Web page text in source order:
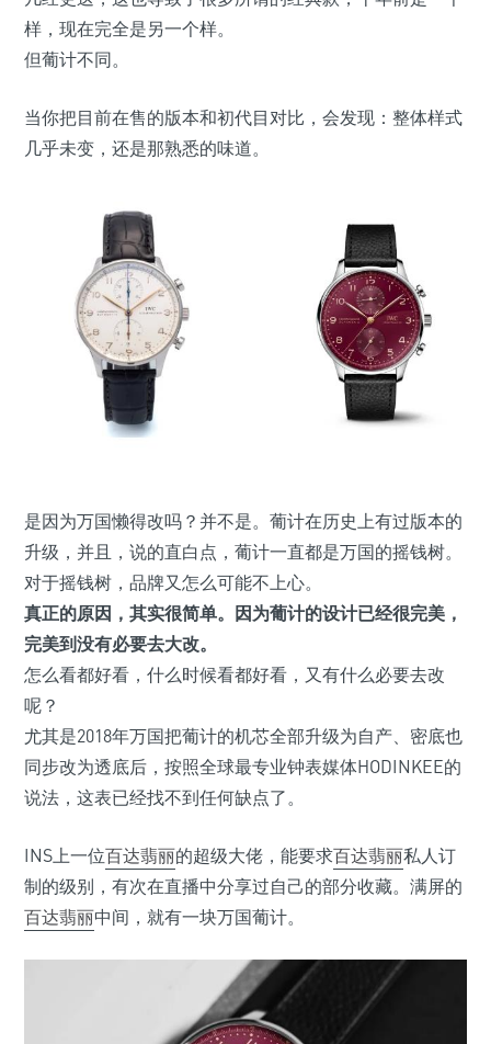
样，现在完全是另一个样。
但葡计不同。
当你把目前在售的版本和初代目对比，会发现：整体样式
几乎未变，还是那熟悉的味道。
是因为万国懒得改吗？并不是。葡计在历史上有过版本的
升级，并且，说的直白点，葡计一直都是万国的摇钱树。
对于摇钱树，品牌又怎么可能不上心。
真正的原因，其实很简单。因为葡计的设计已经很完美，
完美到没有必要去大改。
怎么看都好看，什么时候看都好看，又有什么必要去改
呢？
尤其是2018年万国把葡计的机芯全部升级为自产、密底也
同步改为透底后，按照全球最专业钟表媒体HODINKEE的
说法，这表已经找不到任何缺点了。
INS上一位百达翡丽的超级大佬，能要求百达翡丽私人订
制的级别，有次在直播中分享过自己的部分收藏。满屏的
百达翡丽中间，就有一块万国葡计。